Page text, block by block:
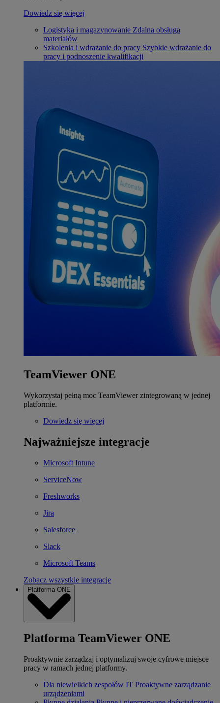
Dowiedz się więcej
Logistyka i magazynowanie Zdalna obsługa
materiałów
Szkolenia i wdrażanie do pracy Szybkie wdrażanie do
pracy i podnoszenie kwalifikacji
TeamViewer ONE
Wykorzystaj pełną moc TeamViewer zintegrowaną w jednej
platformie.
Dowiedz się więcej
Najważniejsze integracje
Microsoft Intune
ServiceNow
Freshworks
Jira
Salesforce
Slack
Microsoft Teams
Zobacz wszystkie integracje
Platforma ONE
Platforma TeamViewer ONE
Proaktywnie zarządzaj i optymalizuj swoje cyfrowe miejsce
pracy w ramach jednej platformy.
Dla niewielkich zespołów IT Proaktywne zarządzanie
urządzeniami